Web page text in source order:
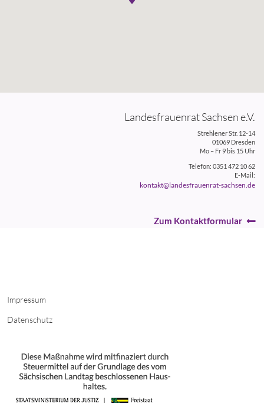
Landesfrauenrat Sachsen e.V.
Strehlener Str. 12-14
01069 Dresden
Mo – Fr 9 bis 15 Uhr
Telefon: 0351 472 10 62
E-Mail:
kontakt@landesfrauenrat-sachsen.de
Zum Kontaktformular
Impressum
Datenschutz